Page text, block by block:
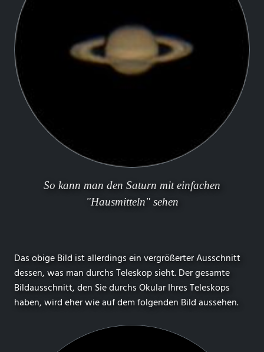
So kann man den Saturn mit einfachen
"Hausmitteln" sehen
Das obige Bild ist allerdings ein vergrößerter Ausschnitt
dessen, was man durchs Teleskop sieht. Der gesamte
Bildausschnitt, den Sie durchs Okular Ihres Teleskops
haben, wird eher wie auf dem folgenden Bild aussehen.